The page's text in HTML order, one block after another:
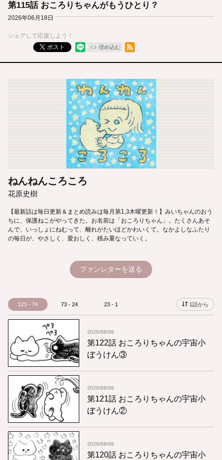
第115話 おころりちゃんがもうひとり？
2026年06月18日
シェアして応援しよう！
ポスト
埋め込む
RSSフィード
ねんねんころころ
花原史樹
【最新話は毎日更新＆まとめ読みは毎月第1,3木曜更新！】みいちゃんのおう
ちに、保護ねこがやってきた。お名前は「おころりちゃん」。たくさんあそ
んで、いっしょにねむって、離れがたいほどかわいくて。なかよしなふたり
の毎日が、やさしく、愛おしく、積み重なっていく。
ファンレターを送る
123 - 74 73 - 24 23 - 1 1話から
2026/08/06
第122話 おころりちゃんの宇宙小
ぼうけん③
2026/08/06
第121話 おころりちゃんの宇宙小
ぼうけん②
2026/08/06
第120話 おころりちゃんの宇宙小